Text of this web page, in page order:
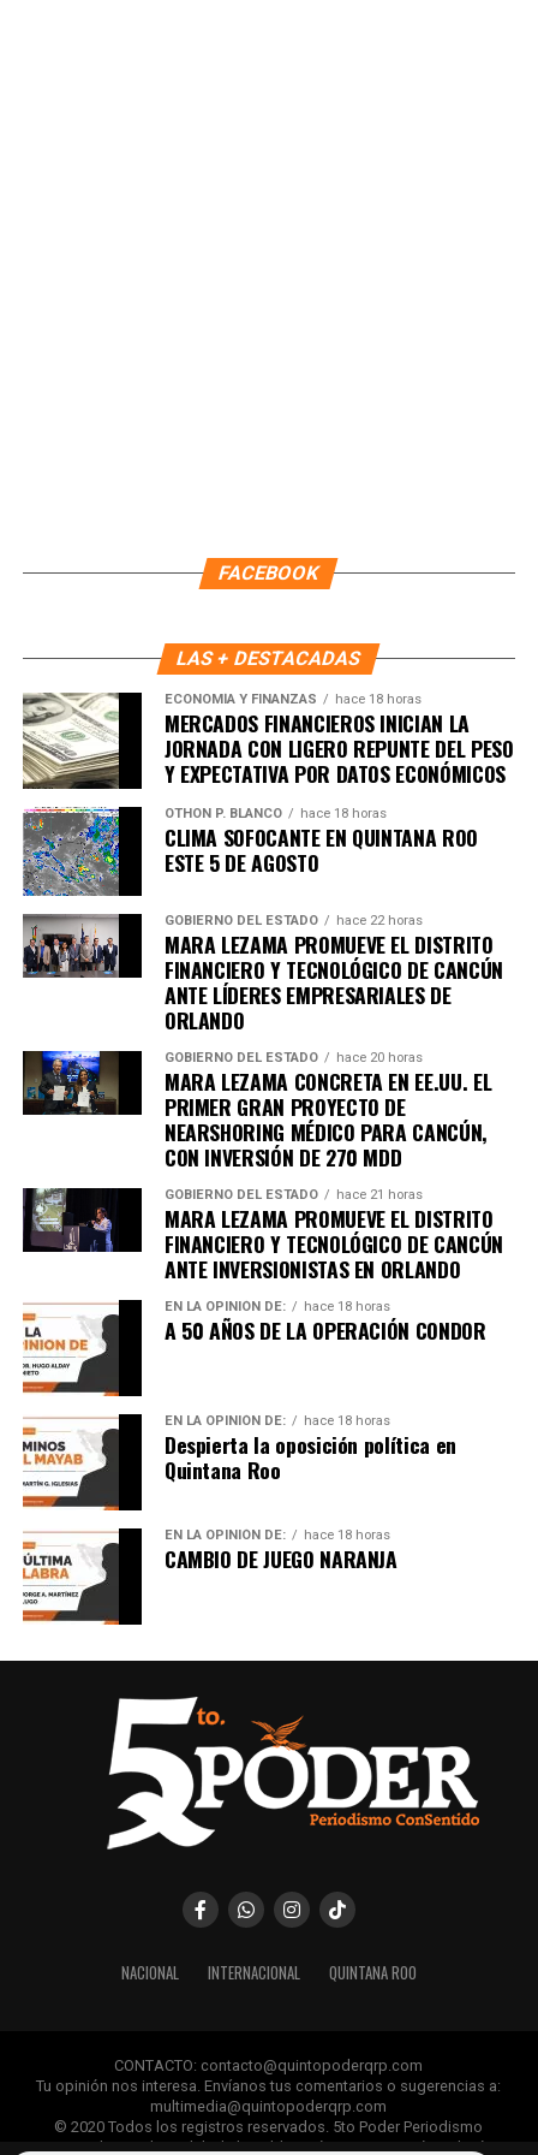
Recibe las noticias al instante
Únete al canal oficial de WhatsApp de
Quinto Poder
importantes de Quintana Roo directamente
en tu teléfono.
Unirme al canal de WhatsApp
FACEBOOK
LAS + DESTACADAS
ECONOMÍA Y FINANZAS hace 18 horas
MERCADOS FINANCIEROS INICIAN LA
JORNADA CON LIGERO REPUNTE DEL PESO
Y EXPECTATIVA POR DATOS ECONÓMICOS
OTHON P. BLANCO hace 18 horas
CLIMA SOFOCANTE EN QUINTANA ROO
ESTE 5 DE AGOSTO
GOBIERNO DEL ESTADO hace 22 horas
MARA LEZAMA PROMUEVE EL DISTRITO
FINANCIERO Y TECNOLÓGICO DE CANCÚN
ANTE LÍDERES EMPRESARIALES DE
ORLANDO
GOBIERNO DEL ESTADO hace 20 horas
MARA LEZAMA CONCRETA EN EE.UU. EL
PRIMER GRAN PROYECTO DE
NEARSHORING MÉDICO PARA CANCÚN,
CON INVERSIÓN DE 270 MDD
GOBIERNO DEL ESTADO hace 21 horas
MARA LEZAMA PROMUEVE EL DISTRITO
FINANCIERO Y TECNOLÓGICO DE CANCÚN
ANTE INVERSIONISTAS EN ORLANDO
EN LA OPINIÓN DE: hace 18 horas
A 50 AÑOS DE LA OPERACIÓN CONDOR
EN LA OPINIÓN DE: hace 18 horas
Despierta la oposición política en
Quintana Roo
EN LA OPINIÓN DE: hace 18 horas
CAMBIO DE JUEGO NARANJA
NACIONAL INTERNACIONAL QUINTANA ROO
CONTACTO: contacto@quintopoderqrp.com
Tu opinión nos interesa. Envíanos tus comentarios o sugerencias a:
multimedia@quintopoderqrp.com
© 2020 Todos los registros reservados. 5to Poder Periodismo
ConSentido Queda prohibida la publicación, retransmisión, edición y